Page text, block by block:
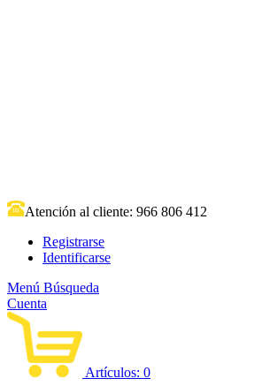
Atención al cliente: 966 806 412
Registrarse
Identificarse
Menú Búsqueda
Cuenta
Artículos: 0